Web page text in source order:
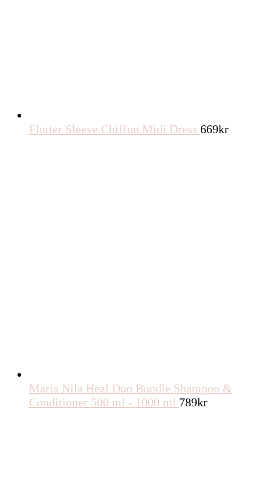
Flutter Sleeve Chiffon Midi Dress 669kr
Maria Nila Heal Duo Bundle Shampoo &
Conditioner 500 ml - 1000 ml 789kr